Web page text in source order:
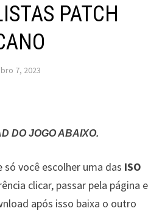
PATCH
7, 2023
DO JOGO ABAIXO.
só você escolher uma das ISO
clicar, passar pela página e
após isso baixa o outro